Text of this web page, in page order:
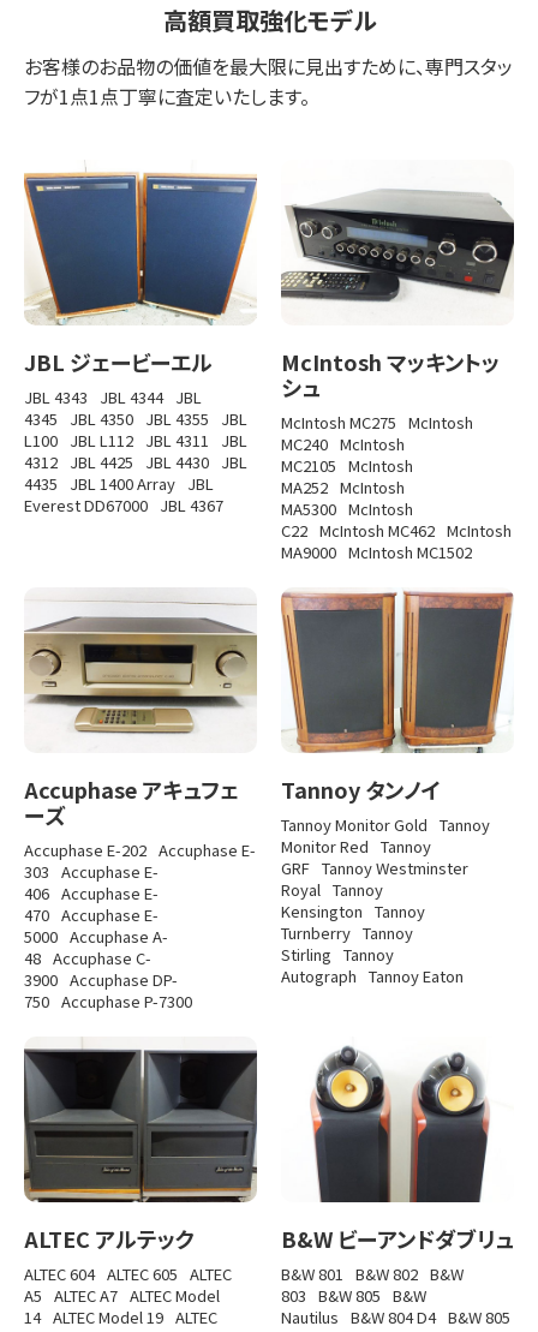
高額買取強化モデル
お客様のお品物の価値を最大限に見出すために、専門スタッ
フが1点1点丁寧に査定いたします。
JBL ジェービーエル
JBL 4343 JBL 4344 JBL
4345
JBL 4350 JBL 4355
JBL
L100 JBL L112 JBL 4311
JBL
4312 JBL 4425 JBL 4430 JBL
4435
JBL 1400 Array JBL
Everest DD67000 JBL 4367
McIntosh マッキントッ
シュ
McIntosh MC275 McIntosh
MC240 McIntosh
MC2105 McIntosh
MA252 McIntosh
MA5300 McIntosh
C22 McIntosh MC462 McIntosh
MA9000 McIntosh MC1502
Accuphase アキュフェ
ーズ
Accuphase E-202 Accuphase E-
303 Accuphase E-
406 Accuphase E-
470 Accuphase E-
5000 Accuphase A-
48 Accuphase C-
3900 Accuphase DP-
750 Accuphase P-7300
Tannoy タンノイ
Tannoy Monitor Gold Tannoy
Monitor Red Tannoy
GRF Tannoy Westminster
Royal Tannoy
Kensington Tannoy
Turnberry Tannoy
Stirling Tannoy
Autograph Tannoy Eaton
ALTEC アルテック
ALTEC 604 ALTEC 605 ALTEC
A5 ALTEC A7 ALTEC Model
14 ALTEC Model 19 ALTEC
B&W ビーアンドダブリュ
B&W 801 B&W 802 B&W
803 B&W 805 B&W
Nautilus B&W 804 D4 B&W 805